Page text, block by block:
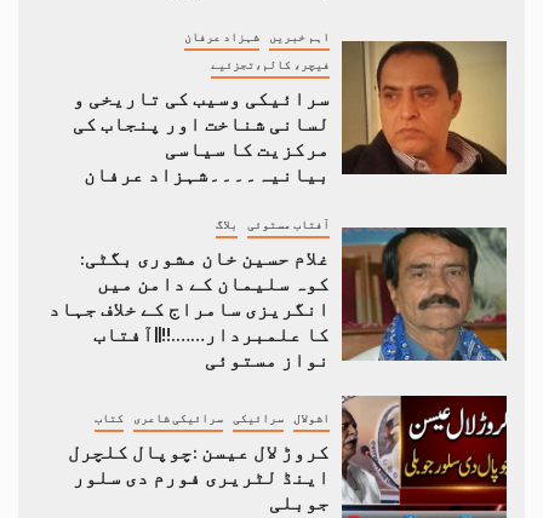
اہم خبریں شہزاد عرفان
فیچر، کالم،تجزئیے
سرائیکی وسیب کی تاریخی و
لسانی شناخت اور پنجاب کی
مرکزیت کا سیاسی
بیانیہ۔۔۔۔شہزاد عرفان
آفتاب مستوئی بلاگ
غلام حسین خان مشوری بگٹی:
کوہ سلیمان کے دامن میں
انگریزی سامراج کے خلاف جہاد
کا علمبردار…….!!||آفتاب
نواز مستوئی
اشولال سرائیکی سرائیکی شاعری کتاب
کروڑ لال عیسن :چوپال کلچرل
اینڈ لٹریری فورم دی سلور
جوبلی